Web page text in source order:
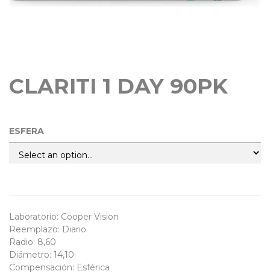
CLARITI 1 DAY 90PK
ESFERA
Laboratorio: Cooper Vision
Reemplazo: Diario
Radio: 8,60
Diámetro: 14,10
Compensación: Esférica